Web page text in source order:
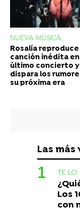
NUEVA MÚSICA
Rosalía reproduce
canción inédita en
último concierto y
dispara los
su próxima era
Las más
TE
Los
con